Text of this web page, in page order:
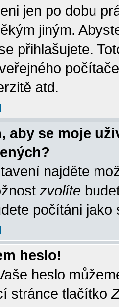
jen po dobu
jiným.
přihlašujete.
atd.
aby se moje
najděte
zvolíte
počítáni jako
heslo!
heslo
stránce tlačítko